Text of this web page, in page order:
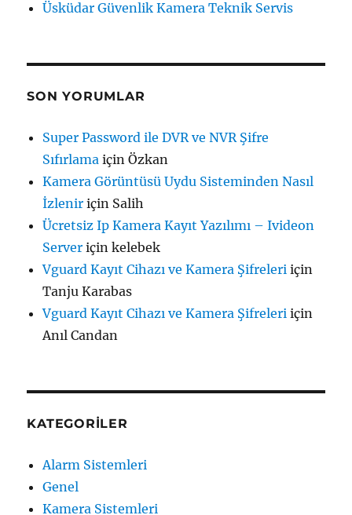
Üsküdar Güvenlik Kamera Teknik Servis
SON YORUMLAR
Super Password ile DVR ve NVR Şifre
Sıfırlama içinÖzkan
Kamera Görüntüsü Uydu Sisteminden Nasıl
İzlenir için Salih
Ücretsiz Ip Kamera Kayıt Yazılımı – Ivideon
Server içinkelebek
Vguard Kayıt Cihazı ve Kamera Şifreleri için
Tanju Karabas
Vguard Kayıt Cihazı ve Kamera Şifreleri için
Anıl Candan
KATEGORILER
Alarm Sistemleri
Genel
Kamera Sistemleri